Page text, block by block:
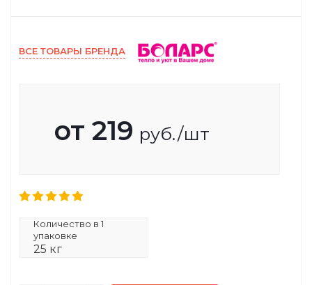
ВСЕ ТОВАРЫ БРЕНДА
от 219 руб./шт
Количество в 1
упаковке
25 кг